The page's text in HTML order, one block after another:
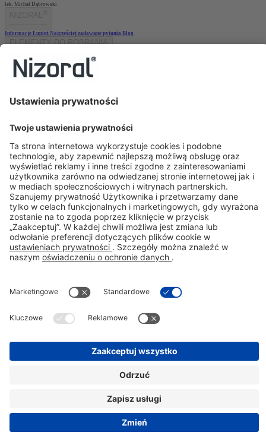
lek. Michał Dąbrowski
Informacje Łupież Najczęściej zadawane pytania Blog
ELEMENTY DO POBRANIA
Ulotka dla pacjenta
BĄDŹMY W KONTAKCIE
Kontakt Stada Pharm Sp. z o.o., ul. Krakowiaków 44, 02-255 Warszawa
©Copyright STADA
Skrócona informacja o leku :Nizoral, 20 mg/g, szampon leczniczy. Skład jakościowy i ilościowy:1 g
szamponu leczniczego zawiera 20 mg ketokonazolu ( Ketoconazolum).Substancje pomocnicze o znanym
działaniu. 1 g szamponu leczniczego zawiera 2 mg kompozycji zapachowej, która zawiera alergeny, 0,8 µg
alkoholu benzylowego (E 1519), 1,2 µg kwasu benzoesowego (E 210) i 0,2 µg butylohydroksytoluenu (E 321).
Postać farmaceutyczna:Szampon leczniczy.Wskazania do stosowania:Produkt leczniczy Nizoral w postaci
szamponu leczniczego wskazany jest w leczeniu i profilaktyce następujących chorób skóry wywołanych przez
drożdżaki z rodzaju Malassezia(wcześniej nazywanePityrosporum): łupieżu owłosionej skóry głowy,
łojotokowego zapalenia skóry. Produkt leczniczy Nizoral w postaci szamponu leczniczego wskazany jest także
w leczeniu: łupieżu pstrego (wywołanego przezPityriasis versicolor). Podmiot odpowiedzialny:
Produkt leczniczy wydawany bez przepisu lekarza. Charakterystyka Produktu Leczniczego z dnia: 30.01.2023r.
NIZ/25/04/00157
To jest lek. Dla bezpieczeństwa stosuj go
zgodnie z ulotką dołączoną do
opakowania. Zwróć uwagę na
wątpliwości skonsultuj się z lekarzem lub
farmaceutą.